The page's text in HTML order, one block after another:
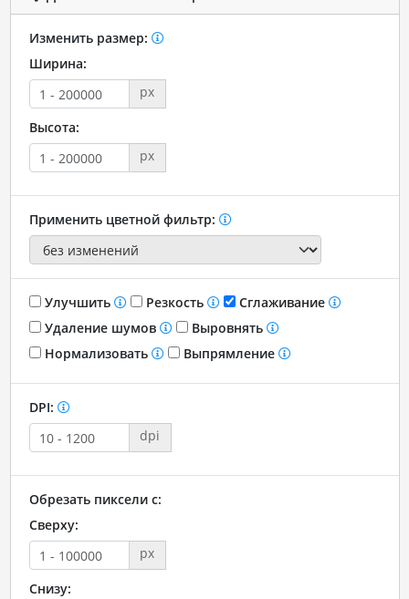
Изменить размер:
Ширина:
px
Высота:
px
Применить цветной фильтр:
Улучшить Резкость
Сглаживание
Удаление шумов
Выровнять
Нормализовать
Выпрямление
DPI:
dpi
Обрезать пиксели с:
Сверху:
px
Снизу: